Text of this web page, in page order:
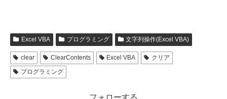
Excel VBA プログラミング 文字列操作(Excel VBA)
clear ClearContents Excel VBA
クリア
プログラミング
フォローする